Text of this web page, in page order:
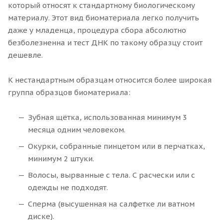
который относят к стандартному биологическому
материалу. Этот вид биоматериала легко получить
даже у младенца, процедура сбора абсолютно
безболезненна и тест ДНК по такому образцу стоит
дешевле.
К нестандартным образцам относится более широкая
группа образцов биоматериала:
Зубная щётка, использованная минимум 3
месяца одним человеком.
Окурки, собранные пинцетом или в перчатках,
минимум 2 штуки.
Волосы, вырванные с тела. С расчески или с
одежды не подходят.
Сперма (высушенная на салфетке ли ватном
диске).